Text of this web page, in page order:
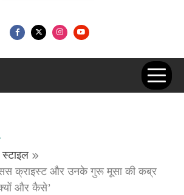
स्टाइल
क्राइस्ट और उनके गुरू मूसा की कब्र
और कैसे’